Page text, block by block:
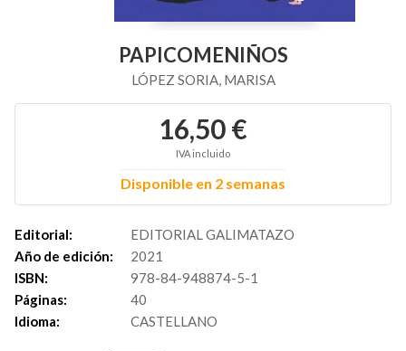
PAPICOMENIÑOS
LÓPEZ SORIA, MARISA
16,50 €
IVA incluido
Disponible en 2 semanas
Editorial:
EDITORIAL GALIMATAZO
Año de edición:
2021
ISBN:
978-84-948874-5-1
Páginas:
40
Idioma:
CASTELLANO